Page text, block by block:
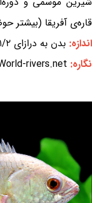
قاره‌ی آفریقا (بیشتر
اندازه: بدن به درازای ۱۱/۲ سانتی‌متر
نگاره: rivers.net